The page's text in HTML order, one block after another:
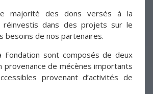
majorité des dons versés à la
réinvestis dans des projets sur le
besoins de nos partenaires.
Fondation sont composés de deux
provenance de mécènes importants
provenant d’activités de